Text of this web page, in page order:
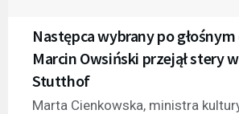
Następca wybrany po
Marcin Owsiński przejął stery
Stutthof
Marta Cienkowska, ministra